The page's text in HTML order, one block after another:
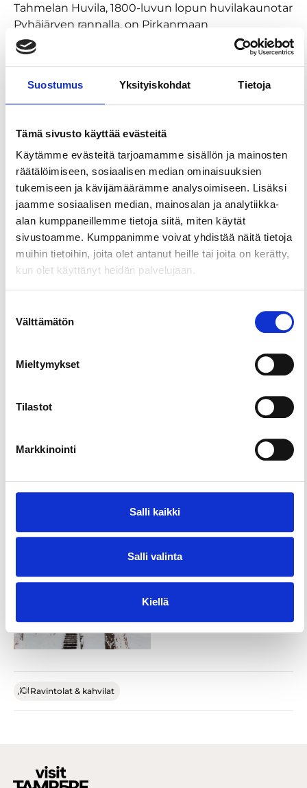
Suostumus Yksityiskohdat Tietoja
Tämä sivusto käyttää evästeitä
Käytämme evästeitä tarjoamamme sisällön ja mainosten
räätälöimiseen, sosiaalisen median ominaisuuksien
tukemiseen ja kävijämäärämme analysoimiseen. Lisäksi
jaamme sosiaalisen median, mainosalan ja analytiikka-
alan kumppaneillemme tietoja siitä, miten käytät
sivustoamme. Kumppanimme voivat yhdistää näitä tietoja
muihin tietoihin, joita olet antanut heille tai joita on kerätty,
kun olet käyttänyt heidän palvelujaan.
valinta
Välttämätön
Mieltymykset
Tilastot
Markkinointi
Salli kaikki
Salli valinta
Kiellä
Tahmelan Huvila, 1800-luvun lopun huvilakaunotar
Pyhäjärven rannalla, on Pirkanmaan
rakennuskulttuuriyhdistyksen hallinnoima
osallistava kulttuurikeskus.
Tahmelan Huvilan kahvila on paikka rentoutua ja
ja makeita herkkuja. Sunnuntain kansainväliset
pop-up-kokit (maahanmuuttajat) tuovat Huvilalle
herkkuja kaikkialta maailmasta.
Tahmelan Huvilalla ideoidaan sekä tuotetaan
rakennettuun kulttuuriympäristöön liittyviä
palveluita sekä muita kulttuuripalveluita niin
tamperelaisille kuin alueella vieraileville
ulkopaikkakuntalaisille. Huvila toimii matalalla
kynnyksellä erilaisten kulttuuripalveluiden
Huvilan rannassa on uimapaikka avoinna kaikille
Ravintolat & kahvilat